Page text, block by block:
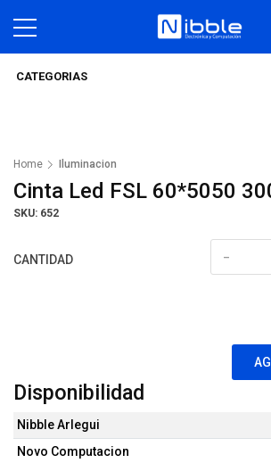
CATEGORIAS
Home Iluminacion
Cinta Led FSL 60*5050
SKU: 652
CANTIDAD -
Disponibilidad
Nibble Arlegui
Novo Computacion